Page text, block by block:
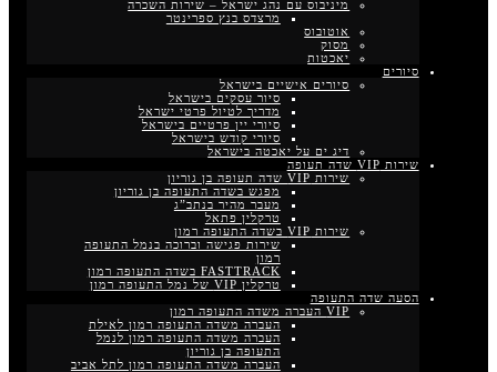
מיניבוס עם נהג ישראל – שירות השכרה
מרצדס בנץ ספרינטר
אוטובוס
מסוק
יאכטות
סיורים
סיורים אישיים בישראל
סיור עסקים בישראל
מדריך לטיול פרטי ישראל
סיורי יין פרטיים בישראל
סיורי קודש בישראל
דיג ים על יאכטה בישראל
שירות VIP שדה תעופה
שירות VIP שדה תעופה בן גוריון
מפגש בשדה התעופה בן גוריון
מעבר מהיר בנתב”ג
טרקלין פתאל
שירות VIP בשדה התעופה רמון
שירות פגישה וברוכה בנמל התעופה
רמון
FASTTRACK בשדה התעופה רמון
טרקלין VIP של נמל התעופה רמון
הסעה שדה התעופה
VIP העברה משדה התעופה רמון
העברה משדה התעופה רמון לאילת
העברה משדה התעופה רמון לנמל
התעופה בן גוריון
העברה משדה התעופה רמון לתל אביב